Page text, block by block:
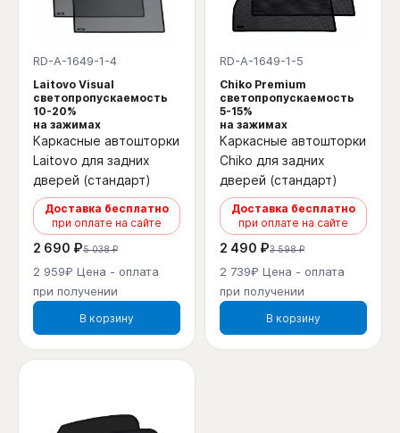
RD-A-1649-1-4
Laitovo Visual
светопропускаемость
10-20%
на зажимах
Каркасные автошторки
Laitovo для задних
дверей (стандарт)
Доставка бесплатно
при оплате на сайте
2 690 ₽5 038 ₽
2 959₽ Цена - оплата
при получении
В корзину
RD-A-1649-1-5
Chiko Premium
светопропускаемость
5-15%
на зажимах
Каркасные автошторки
Chiko для задних
дверей (стандарт)
Доставка бесплатно
при оплате на сайте
2 490 ₽3 598 ₽
2 739₽ Цена - оплата
при получении
В корзину